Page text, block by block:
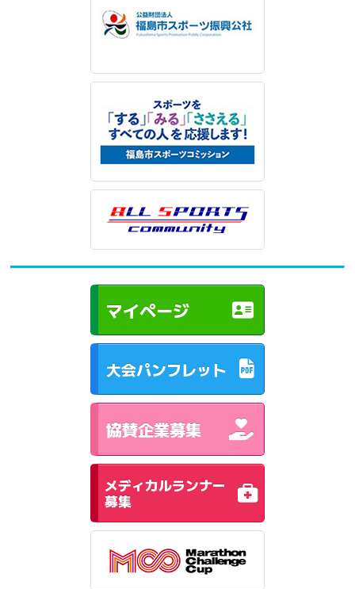
マイページ
大会パンフレット
協賛企業募集
メディカルランナー
募集